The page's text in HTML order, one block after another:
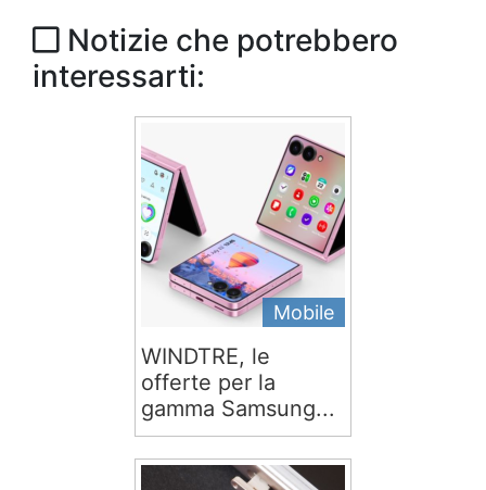
Notizie che potrebbero
interessarti:
Mobile
WINDTRE, le
offerte per la
gamma Samsung...